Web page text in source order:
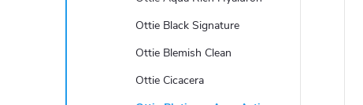
Ottie Black Signature
Ottie Blemish Clean
Ottie Cicacera